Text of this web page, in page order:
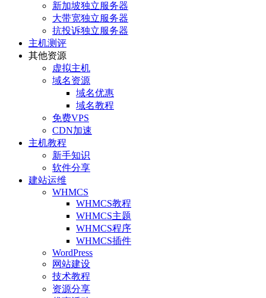
新加坡独立服务器
大带宽独立服务器
抗投诉独立服务器
主机测评
其他资源
虚拟主机
域名资源
域名优惠
域名教程
免费VPS
CDN加速
主机教程
新手知识
软件分享
建站运维
WHMCS
WHMCS教程
WHMCS主题
WHMCS程序
WHMCS插件
WordPress
网站建设
技术教程
资源分享